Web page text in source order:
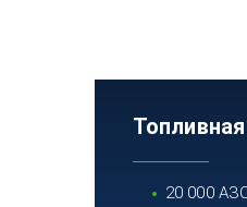
20 000